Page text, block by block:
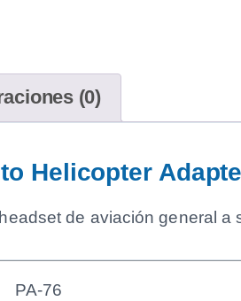
(0)
Helicopter
de aviación general
PA-76